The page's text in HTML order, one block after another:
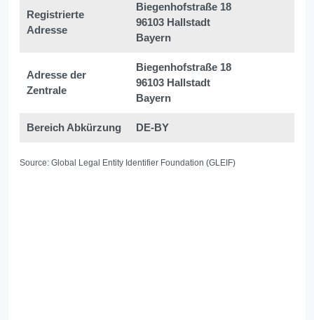
Registrierte
Adresse
Biegenhofstraße 18
96103 Hallstadt
Bayern
Adresse der
Zentrale
Biegenhofstraße 18
96103 Hallstadt
Bayern
Bereich Abkürzung DE-BY
Source: Global Legal Entity Identifier Foundation (GLEIF)